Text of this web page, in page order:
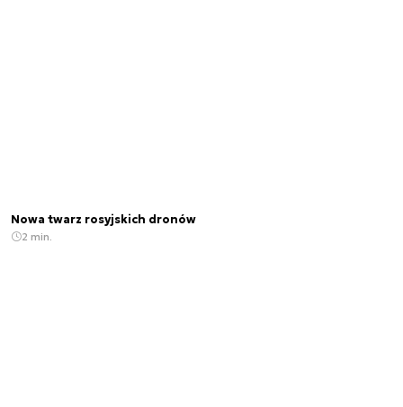
Nowa twarz rosyjskich dronów
2 min.